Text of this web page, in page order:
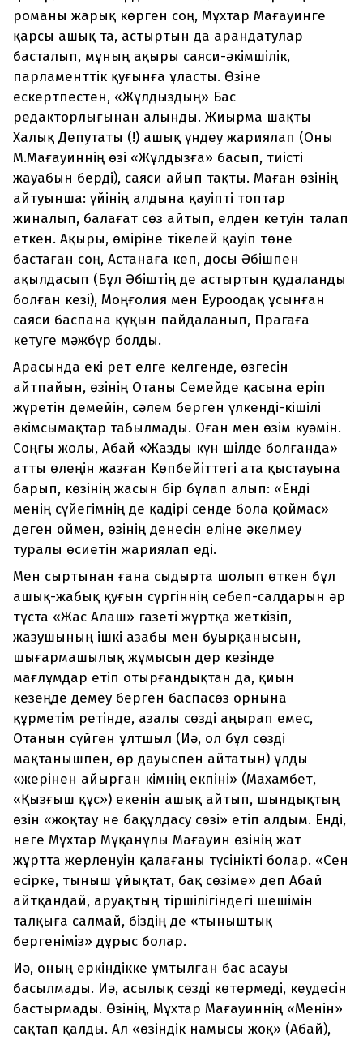
романы жарық көрген соң, Мұхтар Мағауинге
қарсы ашық та, астыртын да арандатулар
басталып, мұның ақыры саяси-әкімшілік,
парламенттік қуғынға ұласты. Өзіне
ескертпестен, «Жұлдыздың» Бас
редакторлығынан алынды. Жиырма шақты
Халық Депутаты (!) ашық үндеу жариялап (Оны
М.Мағауиннің өзі «Жұлдызға» басып, тиісті
жауабын берді), саяси айып тақты. Маған өзінің
айтуынша: үйінің алдына қауіпті топтар
жиналып, балағат сөз айтып, елден кетуін талап
еткен. Ақыры, өміріне тікелей қауіп төне
бастаған соң, Астанаға кеп, досы Әбішпен
ақылдасып (Бұл Әбіштің де астыртын қудаланды
болған кезі), Моңғолия мен Еуроодақ ұсынған
саяси баспана құқын пайдаланып, Прагаға
кетуге мәжбүр болды.
Арасында екі рет елге келгенде, өзгесін
айтпайын, өзінің Отаны Семейде қасына еріп
жүретін демейін, сәлем берген үлкенді-кішілі
әкімсымақтар табылмады. Оған мен өзім куәмін.
Соңғы жолы, Абай «Жазды күн шілде болғанда»
атты өлеңін жазған Көпбейіттегі ата қыстауына
барып, көзінің жасын бір бұлап алып: «Енді
менің сүйегімнің де қадірі сенде бола қоймас»
деген оймен, өзінің денесін еліне әкелмеу
туралы өсиетін жариялап еді.
Мен сыртынан ғана сыдырта шолып өткен бұл
ашық-жабық қуғын сүргіннің себеп-салдарын әр
тұста «Жас Алаш» газеті жұртқа жеткізіп,
жазушының ішкі азабы мен буырқанысын,
шығармашылық жұмысын дер кезінде
мағлұмдар етіп отырғандықтан да, қиын
кезеңде демеу берген баспасөз орнына
құрметім ретінде, азалы сөзді аңырап емес,
Отанын сүйген ұлтшыл (Иә, ол бұл сөзді
мақтанышпен, өр дауыспен айтатын) ұлды
«жерінен айырған кімнің екпіні» (Махамбет,
«Қызғыш құс») екенін ашық айтып, шындықтың
өзін «жоқтау не бақұлдасу сөзі» етіп алдым. Енді,
неге Мұхтар Мұқанұлы Мағауин өзінің жат
жұртта жерленуін қалағаны түсінікті болар. «Сен
есірке, тыныш ұйықтат, бақ сөзіме» деп Абай
айтқандай, аруақтың тіршілігіндегі шешімін
талқыға салмай, біздің де «тыныштық
бергеніміз» дұрыс болар.
Иә, оның еркіндікке ұмтылған бас асауы
басылмады. Иә, асылық сөзді көтермеді, кеудесін
бастырмады. Өзінің, Мұхтар Мағауиннің «Менін»
сақтап қалды. Ал «өзіндік намысы жоқ» (Абай),